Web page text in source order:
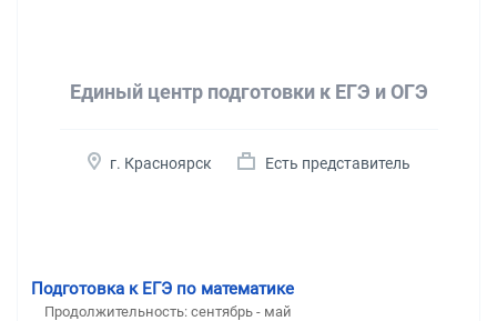
Единый центр подготовки к ЕГЭ и ОГЭ
г. Красноярск Есть представитель
Подготовка к ЕГЭ по математике
Продолжительность: сентябрь - май